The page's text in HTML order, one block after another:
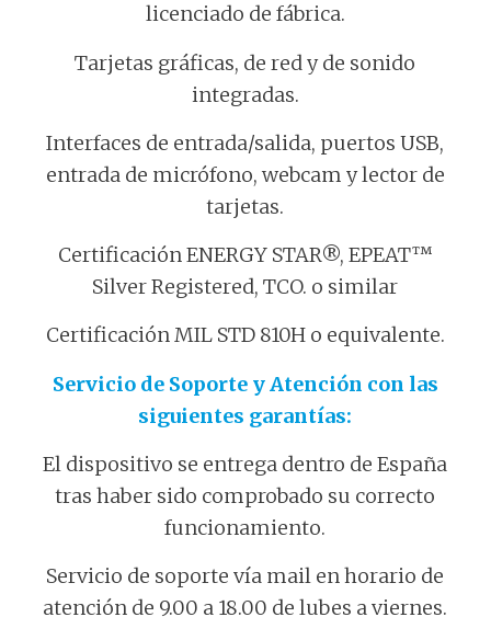
licenciado de fábrica.
Tarjetas gráficas, de red y de sonido
integradas.
Interfaces de entrada/salida, puertos USB,
entrada de micrófono, webcam y lector de
tarjetas.
Certificación ENERGY STAR®, EPEAT™
Silver Registered, TCO. o similar
Certificación MIL STD 810H o equivalente.
Servicio de Soporte y Atención con las
siguientes garantías:
El dispositivo se entrega dentro de España
tras haber sido comprobado su correcto
funcionamiento.
Servicio de soporte vía mail en horario de
atención de 9.00 a 18.00 de lubes a viernes.